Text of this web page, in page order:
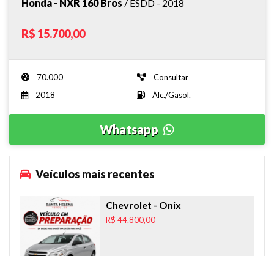
Honda - NXR 160 Bros / ESDD - 2018
R$ 15.700,00
70.000
Consultar
2018
Álc./Gasol.
Whatsapp
Veículos mais recentes
Chevrolet - Onix
R$ 44.800,00